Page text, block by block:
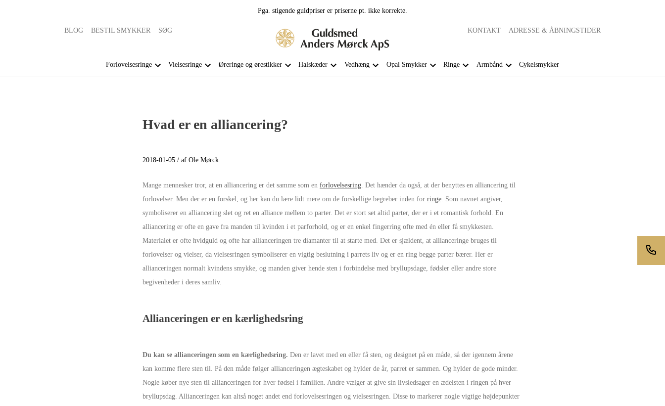
Pga. stigende guldpriser er priserne pt. ikke korrekte.
BLOG BESTIL SMYKKER SØG KONTAKT ADRESSE & ÅBNINGSTIDER
Forlovelsesringe Vielsesringe Øreringe og ørestikker Halskæder Vedhæng Opal Smykker Ringe Armbånd Cykelsmykker
Hvad er en alliancering?
2018-01-05 / af Ole Mørck
Mange mennesker tror, at en alliancering er det samme som en forlovelsesring . Det hænder da også, at der benyttes en alliancering til
forlovelser. Men der er en forskel, og her kan du lære lidt mere om de forskellige begreber inden for ringe . Som navnet angiver,
symboliserer en alliancering slet og ret en alliance mellem to parter. Det er stort set altid parter, der er i et romantisk forhold. En
alliancering er ofte en gave fra manden til kvinden i et parforhold, og er en enkel fingerring ofte med én eller få smykkesten.
Materialet er ofte hvidguld og ofte har allianceringen tre diamanter til at starte med. Det er sjældent, at allianceringe bruges til
forlovelser og vielser, da vielsesringen symboliserer en vigtig beslutning i parrets liv og er en ring begge parter bærer. Her er
allianceringen normalt kvindens smykke, og manden giver hende sten i forbindelse med bryllupsdage, fødsler eller andre store
begivenheder i deres samliv.
Allianceringen er en kærlighedsring
Du kan se allianceringen som en kærlighedsring. Den er lavet med en eller få sten, og designet på en måde, så der igennem årene
kan komme flere sten til. På den måde følger allianceringen ægteskabet og hylder de år, parret er sammen. Og hylder de gode minder.
Nogle køber nye sten til allianceringen for hver fødsel i familien. Andre vælger at give sin livsledsager en ædelsten i ringen på hver
bryllupsdag. Allianceringen kan altså noget andet end forlovelsesringen og vielsesringen. Disse to markerer nogle vigtige højdepunkter